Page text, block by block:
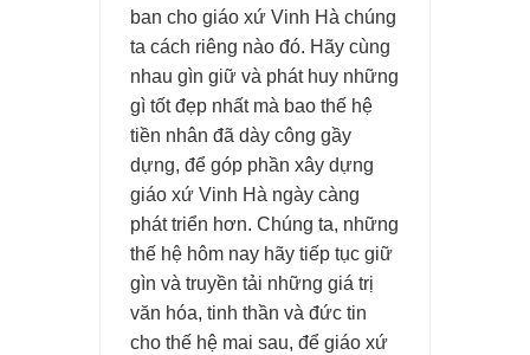
ban cho giáo xứ Vinh Hà chúng
ta cách riêng nào đó. Hãy cùng
nhau gìn giữ và phát huy những
gì tốt đẹp nhất mà bao thế hệ
tiền nhân đã dày công gầy
dựng, để góp phần xây dựng
giáo xứ Vinh Hà ngày càng
phát triển hơn. Chúng ta, những
thế hệ hôm nay hãy tiếp tục giữ
gìn và truyền tải những giá trị
văn hóa, tinh thần và đức tin
cho thế hệ mai sau, để giáo xứ